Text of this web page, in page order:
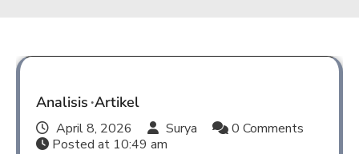
Analisis Artikel
April 8, 2026 Surya
0 Comments
Posted at 10:49 am